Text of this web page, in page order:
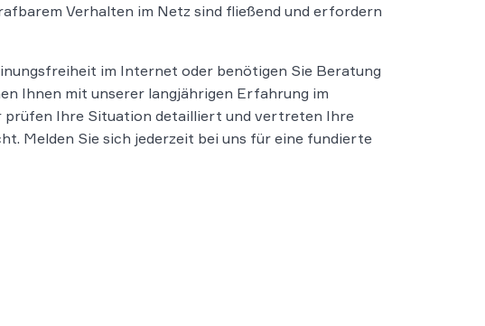
Verhalten im Netz sind fließend und erfordern
im Internet oder benötigen Sie Beratung
Ihnen mit unserer langjährigen Erfahrung im
prüfen Ihre Situation detailliert und vertreten Ihre
Melden Sie sich jederzeit bei uns für eine fundierte